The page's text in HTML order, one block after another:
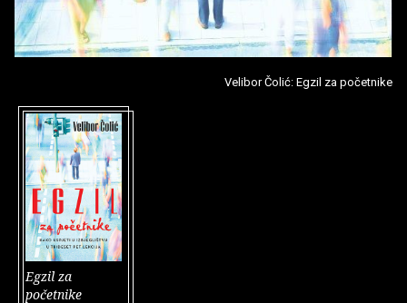
Velibor Čolić: Egzil za početnike
Egzil za
početnike